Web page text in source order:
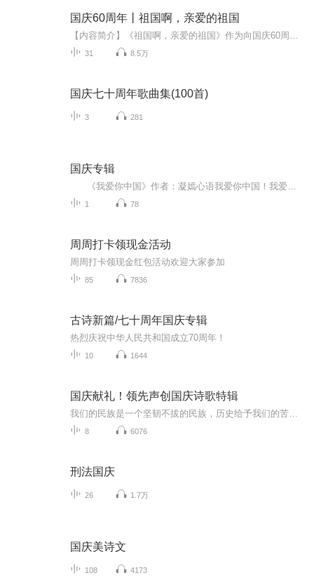
国庆60周年丨祖国啊，亲爱的祖国
31 8.5万
国庆七十周年歌曲集(100首)
3 281
国庆专辑
1 78
周周打卡领现金活动
周周打卡领现金红包活动欢迎大家参加
85 7836
古诗新篇/七十周年国庆专辑
热烈庆祝中华人民共和国成立70周年！
10 1644
国庆献礼！领先声创国庆诗歌特辑
8 6076
刑法国庆
26 1.7万
国庆美诗文
108 4173